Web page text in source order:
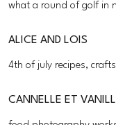
what a round of golf in
ALICE AND LOIS
4th of july recipes,
CANNELLE ET